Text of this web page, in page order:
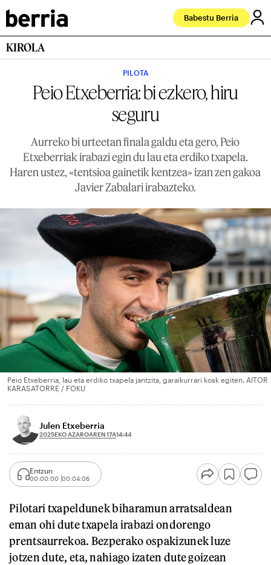
Babestu Berria
KIROLA
PILOTA
Peio Etxeberria: bi ezkero, hiru
seguru
Aurreko bi urteetan finala galdu eta gero, Peio
Etxeberriak irabazi egin du lau eta erdiko txapela.
Haren ustez, «tentsioa gainetik kentzea» izan zen gakoa
Javier Zabalari irabazteko.
Peio Etxeberria, lau eta erdiko txapela jantzita, garaikurrari kosk egiten. AITOR
KARASATORRE / FOKU
Julen Etxeberria
2025EKO AZAROAREN 17A14:44
Entzun
00:00:00 00:04:06
Pilotari txapeldunek biharamun arratsaldean
eman ohi dute txapela irabazi ondorengo
prentsaurrekoa. Bezperako ospakizunek luze
jotzen dute, eta, nahiago izaten dute goizean